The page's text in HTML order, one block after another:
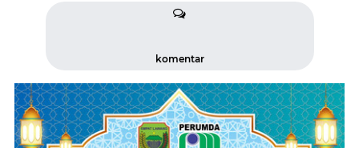
komentar